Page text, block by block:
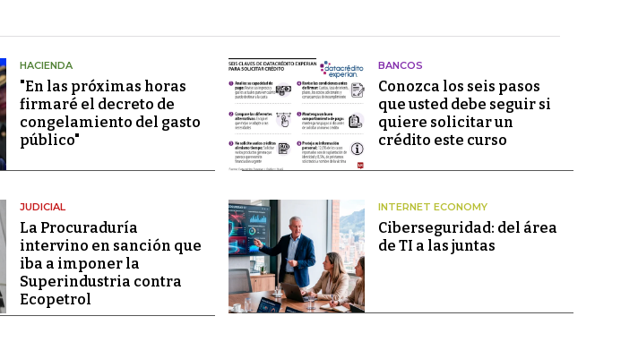
HACIENDA
"En las próximas horas
firmaré el decreto de
congelamiento del gasto
público"
BANCOS
Conozca los seis pasos
que usted debe seguir si
quiere solicitar un
crédito este curso
JUDICIAL
La Procuraduría
intervino en sanción que
iba a imponer la
Superindustria contra
Ecopetrol
INTERNET ECONOMY
Ciberseguridad: del área
de TI a las juntas